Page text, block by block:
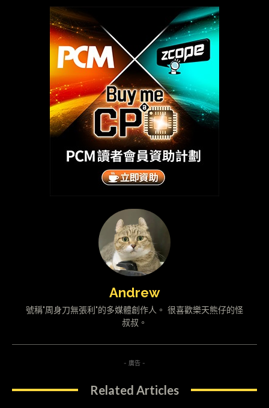
Andrew
號稱"周身刀無張利"的多媒體創作人。 很喜歡樂天熊仔的怪
叔叔。
- 廣告 -
Related Articles